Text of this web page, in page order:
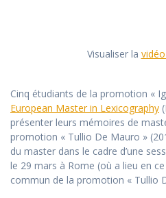
Visualiser la
Cinq étudiants de la promotion «
European Master in Lexicography
présenter leurs mémoires de
promotion « Tullio De Mauro »
du master dans le cadre d’une
le 29 mars à Rome (où a lieu en
commun de la promotion « Tullio